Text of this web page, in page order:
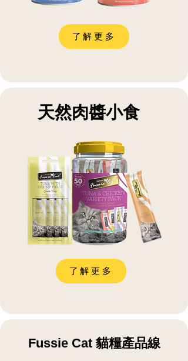
了解更多
天然肉醬小食
了解更多
​Fussie Cat 貓糧產品線